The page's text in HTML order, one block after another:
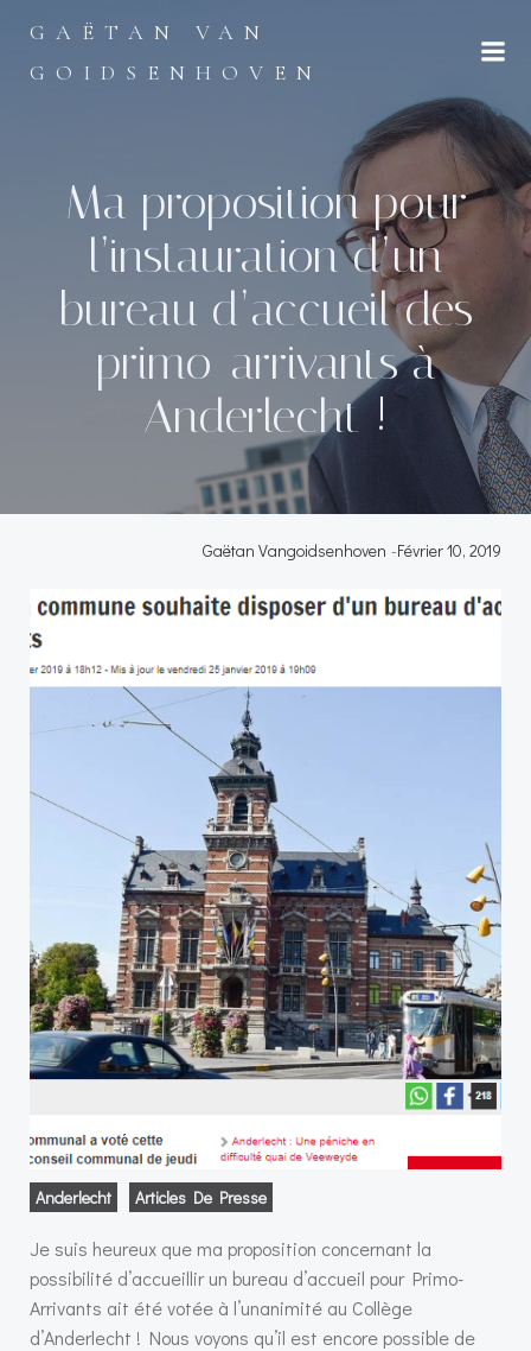
contenu
GAËTAN VAN
GOIDSENHOVEN
Ma proposition pour
l’instauration d’un
bureau d’accueil des
primo-arrivants à
Anderlecht !
Gaëtan Vangoidsenhoven -Février 10, 2019
Anderlecht Articles De Presse
Je suis heureux que ma proposition concernant la
possibilité d’accueillir un bureau d’accueil pour Primo-
Arrivants ait été votée à l’unanimité au Collège
d’Anderlecht ! Nous voyons qu’il est encore possible de